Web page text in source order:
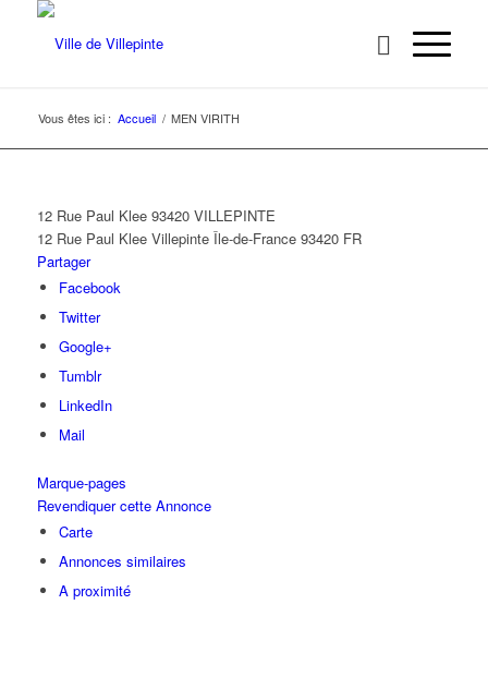
Vous êtes ici : Accueil / MEN VIRITH
12 Rue Paul Klee 93420 VILLEPINTE
12 Rue Paul Klee Villepinte Île-de-France 93420 FR
Partager
Facebook
Twitter
Google+
Tumblr
LinkedIn
Mail
Marque-pages
Revendiquer cette Annonce
Carte
Annonces similaires
A proximité